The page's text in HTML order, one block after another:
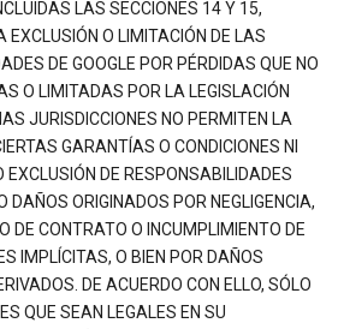
LAS SECCIONES 14 Y 15,
EXCLUSIÓN O LIMITACIÓN DE LAS
DE GOOGLE POR PÉRDIDAS QUE NO
O LIMITADAS POR LA LEGISLACIÓN
JURISDICCIONES NO PERMITEN LA
GARANTÍAS O CONDICIONES NI
EXCLUSIÓN DE RESPONSABILIDADES
DAÑOS ORIGINADOS POR NEGLIGENCIA,
DE CONTRATO O INCUMPLIMIENTO DE
IMPLÍCITAS, O BIEN POR DAÑOS
DE ACUERDO CON ELLO, SÓLO
QUE SEAN LEGALES EN SU